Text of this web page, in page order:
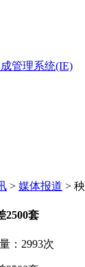
管理系统(IE)
> 媒体报道 >
2500套
：2993次